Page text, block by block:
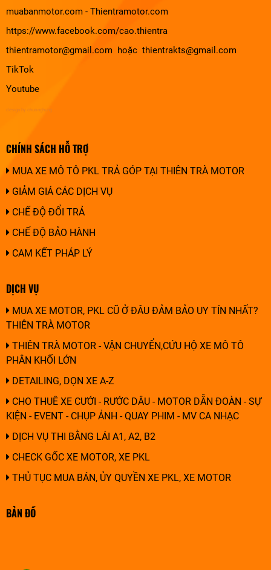
muabanmotor.com - Thientramotor.com
https://www.facebook.com/cao.thientra
thientramotor@gmail.com hoặc thientrakts@gmail.com
TikTok
Youtube
design by chuonghung
CHÍNH SÁCH HỖ TRỢ
MUA XE MÔ TÔ PKL TRẢ GÓP TẠI THIÊN TRÀ MOTOR
GIẢM GIÁ CÁC DỊCH VỤ
CHẾ ĐỘ ĐỔI TRẢ
CHẾ ĐỘ BẢO HÀNH
CAM KẾT PHÁP LÝ
DỊCH VỤ
MUA XE MOTOR, PKL CŨ Ở ĐÂU ĐẢM BẢO UY TÍN NHẤT?
THIÊN TRÀ MOTOR
THIÊN TRÀ MOTOR - VẬN CHUYỂN,CỨU HỘ XE MÔ TÔ
PHÂN KHỐI LỚN
DETAILING, DỌN XE A-Z
CHO THUÊ XE CƯỚI - RƯỚC DÂU - MOTOR DẪN ĐOÀN - SỰ
KIỆN - EVENT - CHỤP ẢNH - QUAY PHIM - MV CA NHẠC
DỊCH VỤ THI BẰNG LÁI A1, A2, B2
CHECK GỐC XE MOTOR, XE PKL
THỦ TỤC MUA BÁN, ỦY QUYỀN XE PKL, XE MOTOR
BẢN ĐỒ